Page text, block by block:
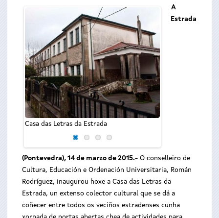
Casa das Letras da Estrada
A
Estrada
(Pontevedra), 14 de marzo de 2015.- O conselleiro de
Cultura, Educación e Ordenación Universitaria, Román
Rodríguez, inaugurou hoxe a Casa das Letras da
Estrada, un extenso colector cultural que se dá a
coñecer entre todos os veciños estradenses cunha